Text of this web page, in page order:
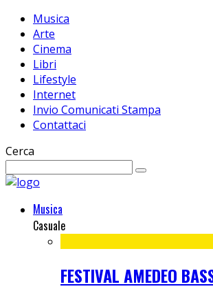
Musica
Arte
Cinema
Libri
Lifestyle
Internet
Invio Comunicati Stampa
Contattaci
Cerca
Musica
Casuale
FESTIVAL AMEDEO